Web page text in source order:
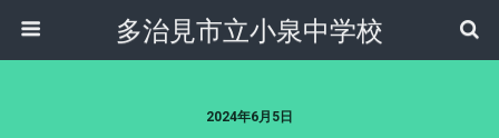
多治見市立小泉中学校
2024年6月5日